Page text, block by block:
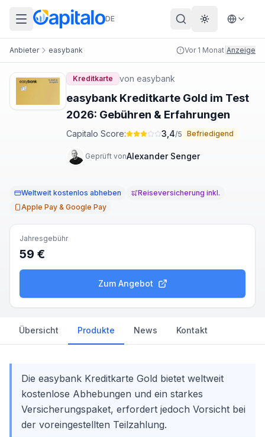
DE Theme
Anbieter easybank Vor 1 Monat Anzeige
Kreditkarte von easybank
easybank Kreditkarte Gold im Test
2026: Gebühren & Erfahrungen
Capitalo Score: 3,4/5 Befriedigend
Geprüft vonAlexander Senger
Weltweit kostenlos abheben
Reiseversicherung inkl.
Apple Pay & Google Pay
Jahresgebühr
59 €
Zum Angebot
Übersicht Produkte News Kontakt
Die easybank Kreditkarte Gold bietet weltweit
kostenlose Abhebungen und ein starkes
Versicherungspaket, erfordert jedoch Vorsicht bei
der voreingestellten Teilzahlung.